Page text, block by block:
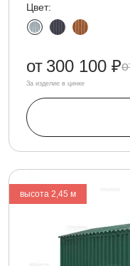
Цвет:
от 300 100 ₽
За изделие в цинке
высота 2,45 м